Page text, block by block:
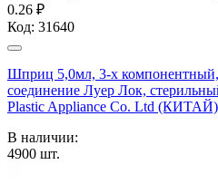
0.26 ₽
Код: 31640
Шприц 5,0мл, 3-х
соединение Луер Лок,
Plastic Appliance Co. Ltd
В наличии:
4900 шт.